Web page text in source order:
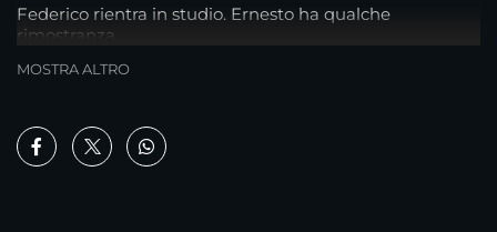
Federico rientra in studio. Ernesto ha qualche
rimostranza..
MOSTRA ALTRO